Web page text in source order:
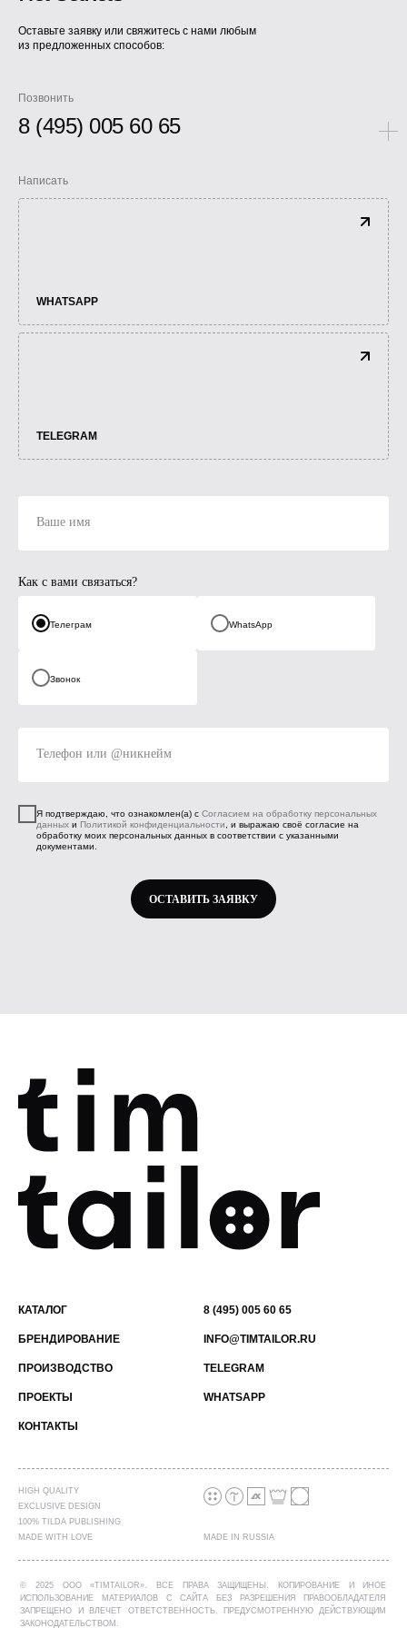
Оставьте заявку или свяжитесь с нами любым
из предложенных способов:
Позвонить
Написать
8 (495) 005 60 65
WHATSAPP
TELEGRAM
Ваше имя
Как с вами связаться?
Телеграм WhatsApp
Звонок
Телефон или @никнейм
Я подтверждаю, что ознакомлен(а) с Согласием на обработку персональных
данных и Политикой конфиденциальности , и выражаю своё согласие на
обработку моих персональных данных в соответствии с указанными
документами.
ОСТАВИТЬ ЗАЯВКУ
© 2025 ООО «TIMTAILOR». ВСЕ ПРАВА ЗАЩИЩЕНЫ. КОПИРОВАНИЕ И ИНОЕ
ИСПОЛЬЗОВАНИЕ МАТЕРИАЛОВ С САЙТА БЕЗ РАЗРЕШЕНИЯ ПРАВООБЛАДАТЕЛЯ
ЗАПРЕЩЕНО И ВЛЕЧЕТ ОТВЕТСТВЕННОСТЬ, ПРЕДУСМОТРЕННУЮ ДЕЙСТВУЮЩИМ
ЗАКОНОДАТЕЛЬСТВОМ.
MADE WITH LOVE MADE IN RUSSIA
100% TILDA PUBLISHING
EXCLUSIVE DESIGN
HIGH QUALITY
КАТАЛОГ
БРЕНДИРОВАНИЕ
ПРОИЗВОДСТВО
ПРОЕКТЫ
КОНТАКТЫ
WHATSAPP
TELEGRAM
INFO@TIMTAILOR.RU
8 (495) 005 60 65